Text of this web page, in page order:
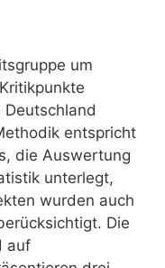
um
entspricht
die Auswertung
unterlegt,
wurden auch
Die
auf